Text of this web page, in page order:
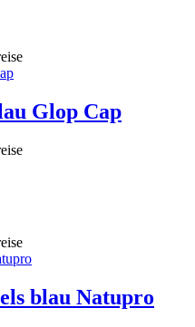
Glop Cap
blau Natupro